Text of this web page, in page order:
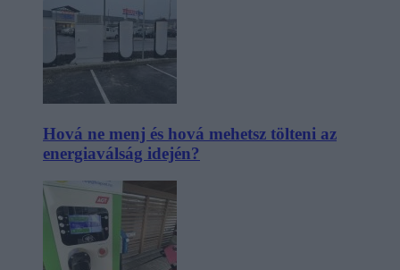
Hová ne menj és hová mehetsz tölteni az
energiaválság idején?